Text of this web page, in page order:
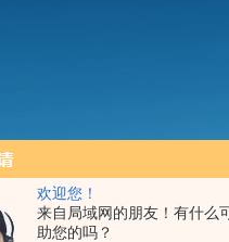
欢迎您！
来自局域网的朋友！有什么
助您的吗？